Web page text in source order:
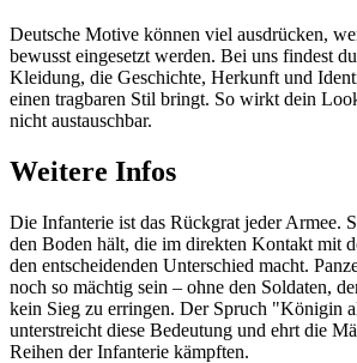
Deutsche Motive können viel ausdrücken,
bewusst eingesetzt werden. Bei uns findest
Kleidung, die Geschichte, Herkunft und
einen tragbaren Stil bringt. So wirkt dein
nicht austauschbar.
Weitere Infos
Die Infanterie ist das Rückgrat jeder Armee.
den Boden hält, die im direkten Kontakt mit
den entscheidenden Unterschied macht.
noch so mächtig sein – ohne den Soldaten,
kein Sieg zu erringen. Der Spruch "Königin
unterstreicht diese Bedeutung und ehrt die
Reihen der Infanterie kämpften.